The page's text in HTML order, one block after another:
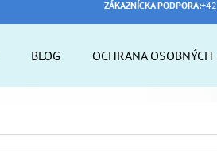
ZÁKAZNÍCKA PODPORA:
BLOG OCHRANA OSOBNÝCH